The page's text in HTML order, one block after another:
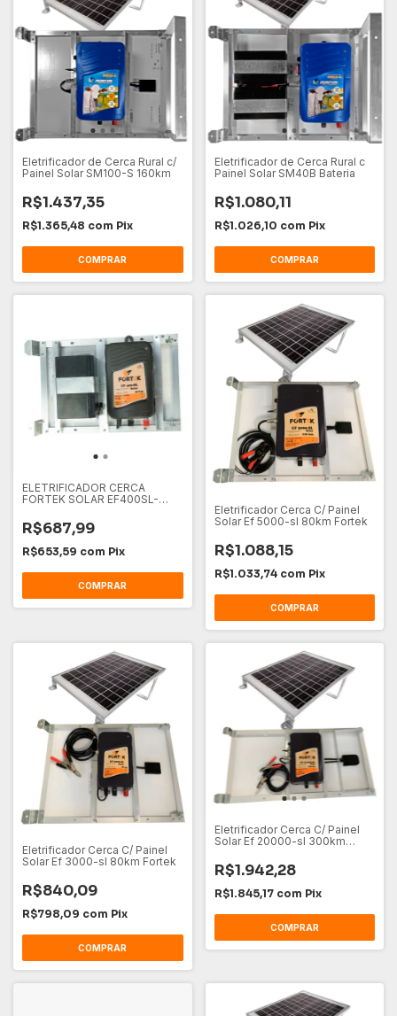
Eletrificador de Cerca Rural c/
Painel Solar SM100-S 160km
R$1.437,35
R$1.365,48 com Pix
Eletrificador de Cerca Rural c
Painel Solar SM40B Bateria
R$1.080,11
R$1.026,10 com Pix
ELETRIFICADOR CERCA
FORTEK SOLAR EF400SL-
R$687,99
R$653,59 com Pix
Eletrificador Cerca C/ Painel
Solar Ef 5000-sl 80km Fortek
R$1.088,15
R$1.033,74 com Pix
Eletrificador Cerca C/ Painel
Solar Ef 3000-sl 80km Fortek
R$840,09
R$798,09 com Pix
Eletrificador Cerca C/ Painel
Solar Ef 20000-sl 300km
R$1.942,28
R$1.845,17 com Pix